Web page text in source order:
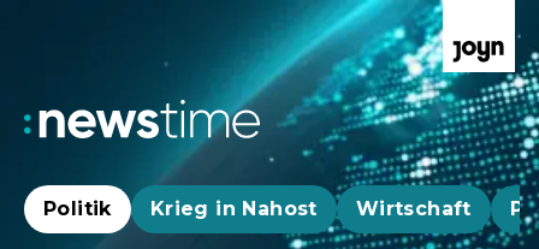
Politik Krieg in Nahost Wirtschaft